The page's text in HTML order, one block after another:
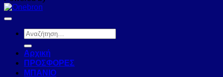
Αναζήτηση
για:
Αρχική
ΠΡΟΣΦΟΡΕΣ
ΜΠΑΝΙΟ